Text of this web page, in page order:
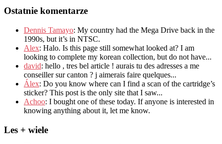
Ostatnie komentarze
Dennis Tamayo: My country had the Mega Drive back in the
1990s, but it’s in NTSC.
Alex: Halo. Is this page still somewhat looked at? I am
looking to complete my korean collection, but do not have...
david: hello , tres bel article ! aurais tu des adresses a me
conseiller sur canton ? j aimerais faire quelques...
Álex: Do you know where can I find a scan of the cartridge’s
sticker? This post is the only site that I saw...
Achoo: I bought one of these today. If anyone is interested in
knowing anything about it, let me know.
Les + wiele